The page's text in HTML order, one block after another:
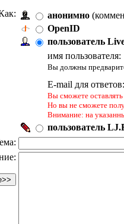
анонимно
OpenID
пользователь
имя пользователя:
Вы должны
E-mail для
Вы сможете
Но вы не сможете
Внимание: на
пользователь